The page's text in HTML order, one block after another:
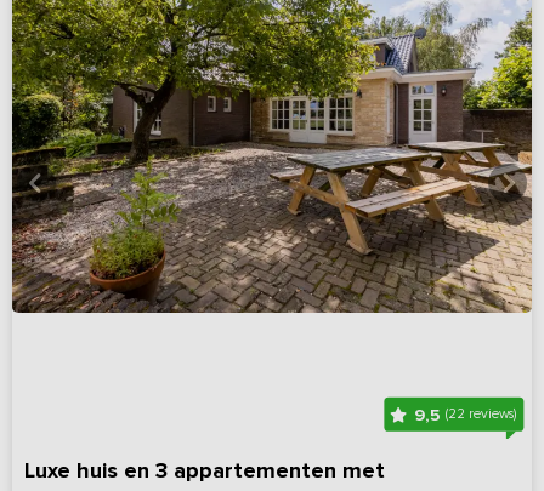
9,5 (22 reviews)
Luxe huis en 3 appartementen met